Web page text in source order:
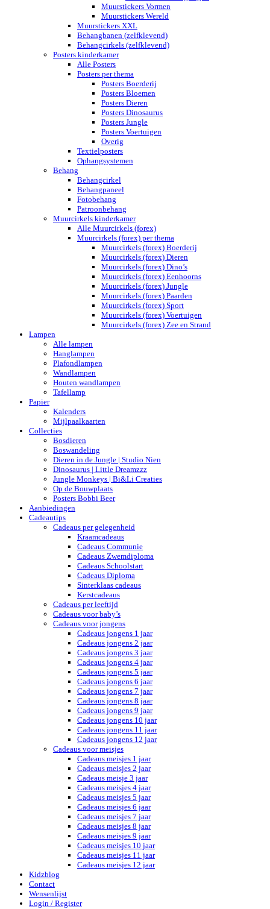
Muurstickers Vormen
Muurstickers Wereld
Muurstickers XXL
Behangbanen (zelfklevend)
Behangcirkels (zelfklevend)
Posters kinderkamer
Alle Posters
Posters per thema
Posters Boerderij
Posters Bloemen
Posters Dieren
Posters Dinosaurus
Posters Jungle
Posters Voertuigen
Overig
Textielposters
Ophangsystemen
Behang
Behangcirkel
Behangpaneel
Fotobehang
Patroonbehang
Muurcirkels kinderkamer
Alle Muurcirkels (forex)
Muurcirkels (forex) per thema
Muurcirkels (forex) Boerderij
Muurcirkels (forex) Dieren
Muurcirkels (forex) Dino’s
Muurcirkels (forex) Eenhoorns
Muurcirkels (forex) Jungle
Muurcirkels (forex) Paarden
Muurcirkels (forex) Sport
Muurcirkels (forex) Voertuigen
Muurcirkels (forex) Zee en Strand
Lampen
Alle lampen
Hanglampen
Plafondlampen
Wandlampen
Houten wandlampen
Tafellamp
Papier
Kalenders
Mijlpaalkaarten
Collecties
Bosdieren
Boswandeling
Dieren in de Jungle | Studio Nien
Dinosaurus | Little Dreamzzz
Jungle Monkeys | Bi&Li Creaties
Op de Bouwplaats
Posters Bobbi Beer
Aanbiedingen
Cadeautips
Cadeaus per gelegenheid
Kraamcadeaus
Cadeaus Communie
Cadeaus Zwemdiploma
Cadeaus Schoolstart
Cadeaus Diploma
Sinterklaas cadeaus
Kerstcadeaus
Cadeaus per leeftijd
Cadeaus voor baby’s
Cadeaus voor jongens
Cadeaus jongens 1 jaar
Cadeaus jongens 2 jaar
Cadeaus jongens 3 jaar
Cadeaus jongens 4 jaar
Cadeaus jongens 5 jaar
Cadeaus jongens 6 jaar
Cadeaus jongens 7 jaar
Cadeaus jongens 8 jaar
Cadeaus jongens 9 jaar
Cadeaus jongens 10 jaar
Cadeaus jongens 11 jaar
Cadeaus jongens 12 jaar
Cadeaus voor meisjes
Cadeaus meisjes 1 jaar
Cadeaus meisjes 2 jaar
Cadeaus meisje 3 jaar
Cadeaus meisjes 4 jaar
Cadeaus meisjes 5 jaar
Cadeaus meisjes 6 jaar
Cadeaus meisjes 7 jaar
Cadeaus meisjes 8 jaar
Cadeaus meisjes 9 jaar
Cadeaus meisjes 10 jaar
Cadeaus meisjes 11 jaar
Cadeaus meisjes 12 jaar
Kidzblog
Contact
Wensenlijst
Login / Register